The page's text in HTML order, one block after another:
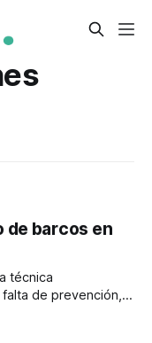
de barcos en
técnica
de prevención,